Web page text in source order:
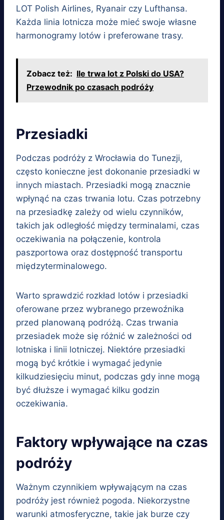
LOT Polish Airlines, Ryanair czy Lufthansa.
Każda linia lotnicza może mieć swoje własne
harmonogramy lotów i preferowane trasy.
Zobacz też: Ile trwa lot z Polski do USA?
Przewodnik po czasach podróży
Przesiadki
Podczas podróży z Wrocławia do Tunezji,
często konieczne jest dokonanie przesiadki w
innych miastach. Przesiadki mogą znacznie
wpłynąć na czas trwania lotu. Czas potrzebny
na przesiadkę zależy od wielu czynników,
takich jak odległość między terminalami, czas
oczekiwania na połączenie, kontrola
paszportowa oraz dostępność transportu
międzyterminalowego.
Warto sprawdzić rozkład lotów i przesiadki
oferowane przez wybranego przewoźnika
przed planowaną podróżą. Czas trwania
przesiadek może się różnić w zależności od
lotniska i linii lotniczej. Niektóre przesiadki
mogą być krótkie i wymagać jedynie
kilkudziesięciu minut, podczas gdy inne mogą
być dłuższe i wymagać kilku godzin
oczekiwania.
Faktory wpływające na czas
podróży
Ważnym czynnikiem wpływającym na czas
podróży jest również pogoda. Niekorzystne
warunki atmosferyczne, takie jak burze czy